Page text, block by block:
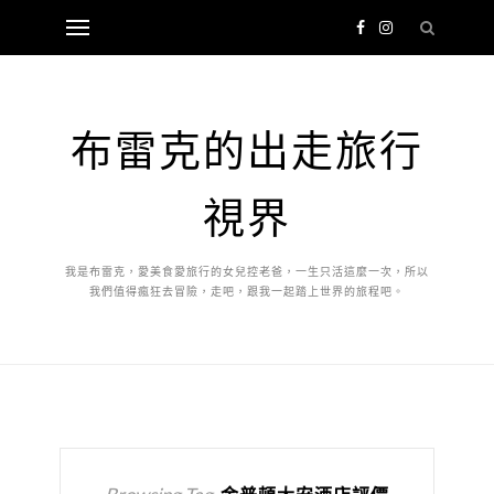
布雷克的出走旅行
視界
我是布雷克，愛美食愛旅行的女兒控老爸，一生只活這麼一次，所以
我們值得瘋狂去冒險，走吧，跟我一起踏上世界的旅程吧。